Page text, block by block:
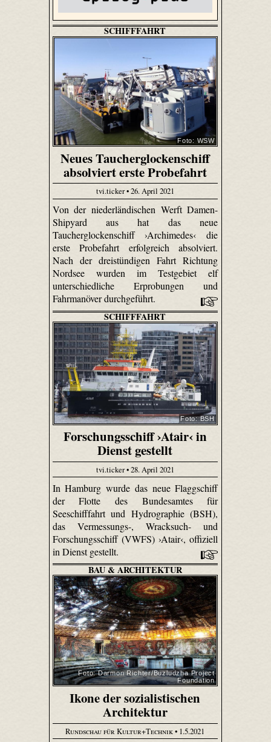
SCHIFFFAHRT
Foto: WSW
Neues Taucherglockenschiff
absolviert erste Probefahrt
tvi.ticker • 26. April 2021
Von der niederländischen Werft Damen-
Shipyard aus hat das neue
Taucherglockenschiff ›Archimedes‹ die
erste Probefahrt erfolgreich absolviert.
Nach der dreistündigen Fahrt Richtung
Nordsee wurden im Testgebiet elf
unterschiedliche Erprobungen und
Fahrmanöver durchgeführt.
SCHIFFFAHRT
Foto: BSH
Forschungsschiff ›Atair‹ in
Dienst gestellt
tvi.ticker • 28. April 2021
In Hamburg wurde das neue Flaggschiff
der Flotte des Bundesamtes für
Seeschifffahrt und Hydrographie (BSH),
das Vermessungs-, Wracksuch- und
Forschungsschiff (VWFS) ›Atair‹, offiziell
in Dienst gestellt.
BAU & ARCHITEKTUR
Foto: Darmon Richter/Buzludzha Project
Foundation
Ikone der sozialistischen
Architektur
Rundschau für Kultur+Technik• 1.5.2021